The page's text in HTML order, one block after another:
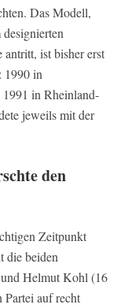
Das Modell,
ist bisher erst
1990 in
in Rheinland-
jeweils mit der
den
Zeitpunkt
die beiden
Helmut Kohl (16
Partei auf recht